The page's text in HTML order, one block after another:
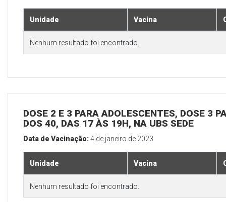
Unidade Vacina
Nenhum resultado foi encontrado.
DOSE 2 E 3 PARA ADOLESCENTES, DOSE 3
DOS 40, DAS 17 ÀS 19H, NA UBS SEDE
Data de Vacinação:4 de janeiro de 2023
Unidade Vacina
Nenhum resultado foi encontrado.